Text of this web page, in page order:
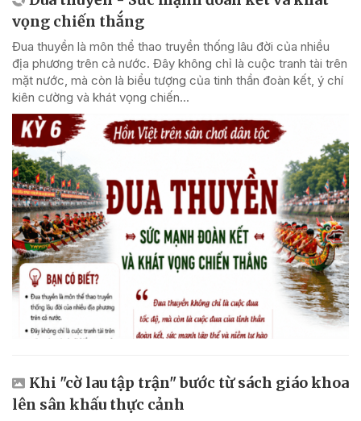
vọng chiến thắng
Đua thuyền là môn thể thao truyền thống lâu đời của nhiều
địa phương trên cả nước. Đây không chỉ là cuộc tranh tài trên
mặt nước, mà còn là biểu tượng của tinh thần đoàn kết, ý chí
kiên cường và khát vọng chiến...
Khi "cờ lau tập trận" bước từ sách giáo khoa
lên sân khấu thực cảnh